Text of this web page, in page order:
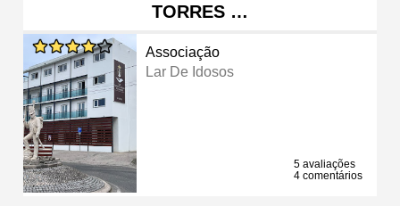
TORRES …
Associação
Lar De Idosos
5 avaliações
4 comentários